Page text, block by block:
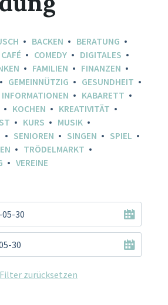
BACKEN
BERATUNG
CAFÉ COMEDY
DIGITALES
FAMILIEN
FINANZEN
GEMEINNÜTZIG
GESUNDHEIT
INFORMATIONEN
KABARETT
KOCHEN
KREATIVITÄT
KURS
MUSIK
SENIOREN SINGEN
SPIEL
TRÖDELMARKT
VEREINE
Filter zurücksetzen